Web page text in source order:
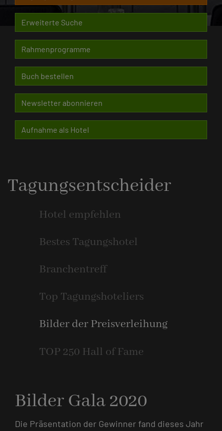
Erweiterte Suche
Rahmenprogramme
Buch bestellen
Newsletter abonnieren
Aufnahme als Hotel
Tagungsentscheider
Hotel empfehlen
Bestes Tagungshotel
Branchentreff
Top Tagungshoteliers
Bilder der Preisverleihung
TOP 250 Hall of Fame
Bilder Gala 2020
Die Präsentation der Gewinner fand dieses Jahr